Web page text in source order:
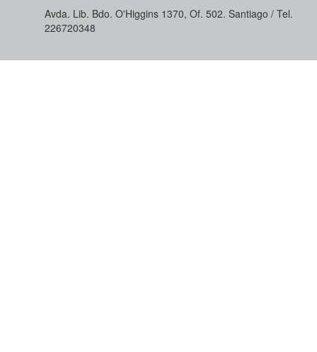
Avda. Lib. Bdo. O'Higgins 1370, Of. 502. Santiago / Tel.
226720348